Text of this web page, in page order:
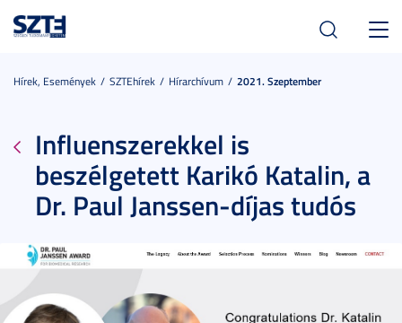
Hírek, Események SZTEhírek Hírarchívum 2021. Szeptember
Influenszerekkel is
beszélgetett Karikó Katalin, a
Dr. Paul Janssen-díjas tudós